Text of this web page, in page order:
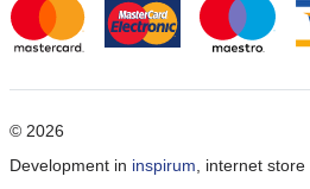
© 2026
Development in inspirum , internet store